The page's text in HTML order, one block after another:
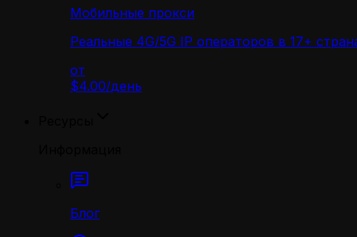
Мобильные прокси
Реальные 4G/5G IP операторов в 17+
от
$4.00/день
Блог